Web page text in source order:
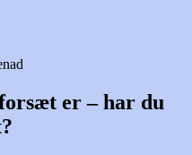
er – har du